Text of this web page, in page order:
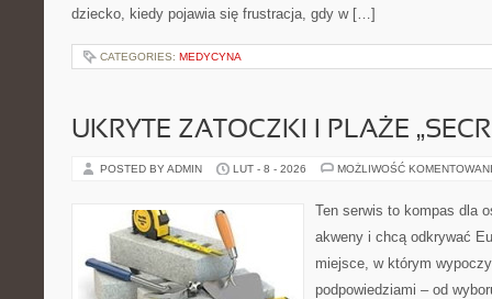
dziecko, kiedy pojawia się frustracja, gdy w […]
CATEGORIES: MEDYCYNA
UKRYTE ZATOCZKI I PLAŻE
POSTED BY ADMIN LUT - 8 - 2026 MOŻLIWOŚĆ
Ten serwis to kompas dla
akweny i chcą odkrywać
miejsce, w którym
podpowiedziami – od